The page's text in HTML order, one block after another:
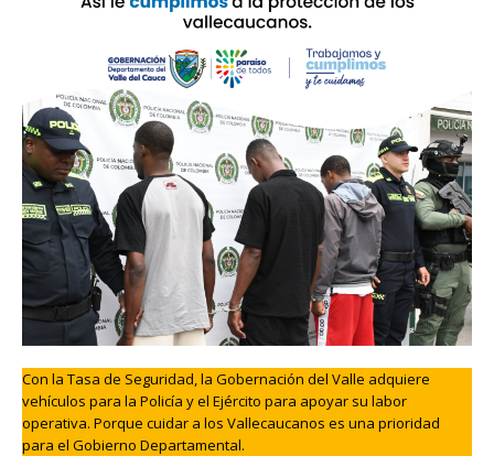
Con la Tasa de Seguridad, la Gobernación del Valle adquiere
vehículos para la Policía y el Ejército para apoyar su labor
operativa. Porque cuidar a los Vallecaucanos es una prioridad
para el Gobierno Departamental.